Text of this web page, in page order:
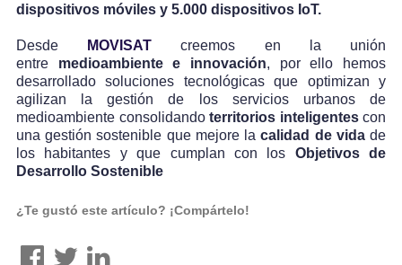
dispositivos móviles y 5.000 dispositivos IoT.
Desde MOVISATcreemos en la unión
entre medioambiente e innovación, por ello hemos
desarrollado soluciones tecnológicas que optimizan y
agilizan la gestión de los servicios urbanos de
medioambiente consolidando territorios inteligentescon
una gestión sostenible que mejore lacalidad de vidade
los habitantes y que cumplan con los Objetivos de
Desarrollo Sostenible
¿Te gustó este artículo? ¡Compártelo!